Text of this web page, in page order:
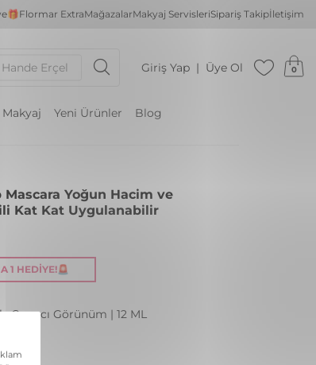
Flormar ExtraMağazalarMakyaj ServisleriSipariş Takipİletişim
Hande Erçel Giriş Yap Üye Ol 0
Makyaj Yeni Ürünler Blog
Mascara Yoğun Hacim ve
Kat Kat Uygulanabilir
Çarpıcı Görünüm | 12 ML
1 HEDIYE!🚨